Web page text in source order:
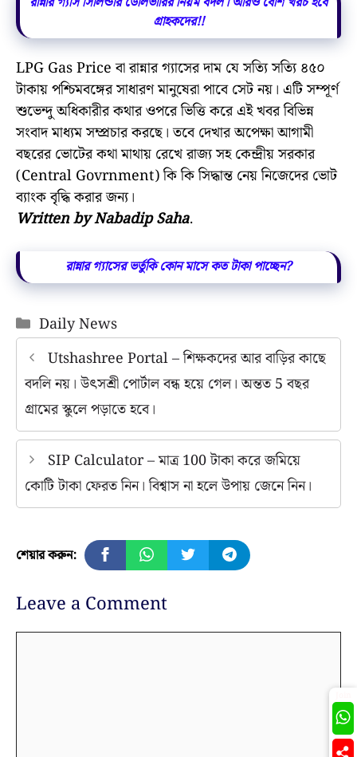
গ্রাহকদের!!
LPG Gas Price বা রান্নার গ্যাসের দাম যে সত্যি সত্যি ৪৫০
টাকায় পশ্চিমবঙ্গের সাধারণ মানুষেরা পাবে সেট নয়। এটি সম্পূর্ণ
শুভেন্দু অধিকারীর কথার ওপরে ভিত্তি করে এই খবর বিভিন্ন
সংবাদ মাধ্যম সম্প্রচার করছে। তবে দেখার অপেক্ষা আগামী
বছরের ভোটের কথা মাথায় রেখে রাজ্য সহ কেন্দ্রীয় সরকার
(Central Govrnment) কি কি সিদ্ধান্ত নেয় নিজেদের ভোট
ব্যাংক বৃদ্ধি করার জন্য।
Written by Nabadip Saha.
রান্নার গ্যাসের ভর্তুকি কোন মাসে কত টাকা পাচ্ছেন?
Categories
Daily News
Utshashree Portal – শিক্ষকদের আর বাড়ির কাছে
বদলি নয়। উৎসশ্রী পোর্টাল বন্ধ হয়ে গেল। অন্তত 5 বছর
গ্রামের স্কুলে পড়াতে হবে।
SIP Calculator – মাত্র 100 টাকা করে জমিয়ে
কোটি টাকা ফেরত নিন। বিশ্বাস না হলে উপায় জেনে নিন।
শেয়ার করুন:
Leave a Comment